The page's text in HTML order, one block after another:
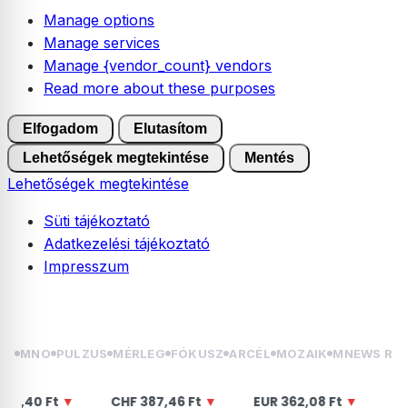
Manage options
Manage services
Manage {vendor_count} vendors
Read more about these purposes
Elfogadom
Elutasítom
Lehetőségek megtekintése
Mentés
Lehetőségek megtekintése
Süti tájékoztató
Adatkezelési tájékoztató
Impresszum
content
MNO PULZUS MÉRLEG FÓKUSZ ARCÉL MOZAIK MNEWS
▼ CHF 387,46 Ft▼ EUR 362,08 Ft▼ USD